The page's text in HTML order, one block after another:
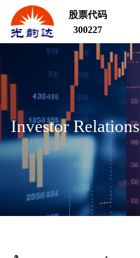
股票代码
300227
Investor Relations